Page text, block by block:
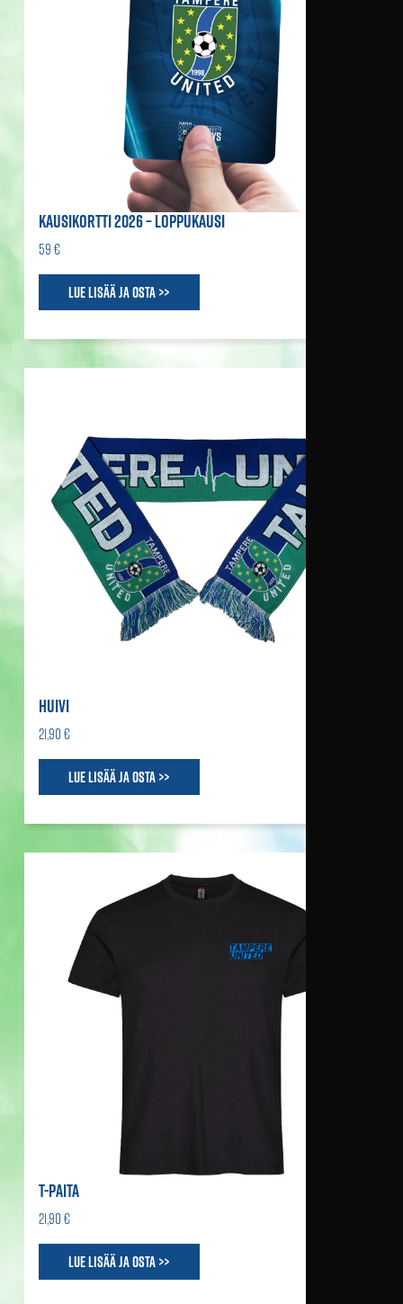
KAUSIKORTTI 2026 – LOPPUKAUSI
59 €
Lue lisää ja osta >>
HUIVI
21,90 €
Lue lisää ja osta >>
T-PAITA
21,90 €
Lue lisää ja osta >>